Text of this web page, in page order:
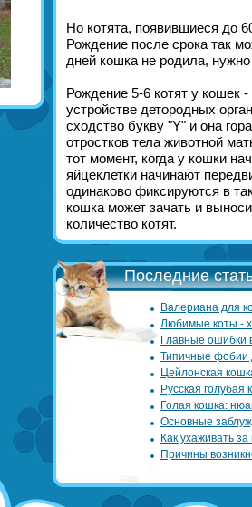
Но котята, появившиеся до
Рождение после срока так
дней кошка не родила, нужно
Рождение 5-6 котят у кошек
устройстве детородных
сходство букву "Y" и она
отростков тела животной
тот момент, когда у кошки
яйцеклетки начинают
одинаково фиксируются в
кошка может зачать и
количество котят.
Последние
Валериана для
Любимые коты -
Главные ошибки
Типичные фобии
Цейлонская
Русская голубая
Голая кошка:
Основные
Как ухаживать
Причины